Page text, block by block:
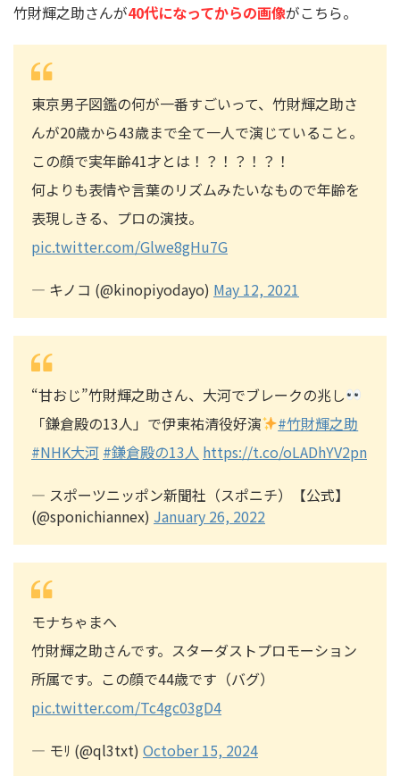
竹財輝之助さんが40代になってからの画像がこちら。
東京男子図鑑の何が一番すごいって、竹財輝之助さ
んが20歳から43歳まで全て一人で演じていること。
この顔で実年齢41才とは！？！？！？！
何よりも表情や言葉のリズムみたいなもので年齢を
表現しきる、プロの演技。
pic.twitter.com/Glwe8gHu7G
— キノコ (@kinopiyodayo) May 12, 2021
“甘おじ”竹財輝之助さん、大河でブレークの兆し
「鎌倉殿の13人」で伊東祐清役好演
#竹財輝之助
#NHK大河 #鎌倉殿の13人 https://t.co/oLADhYV2pn
— スポーツニッポン新聞社（スポニチ）【公式】
(@sponichiannex) January 26, 2022
モナちゃまへ
竹財輝之助さんです。スターダストプロモーション
所属です。この顔で44歳です（バグ）
pic.twitter.com/Tc4gc03gD4
— モﾘ (@ql3txt) October 15, 2024